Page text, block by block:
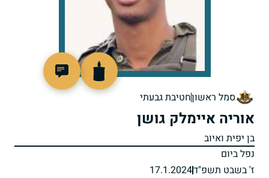
סמל ראשוןחטיבת גבעתי
אוריה איימלק גושן
בן יפית ואיוב
נפל ביום
ז' בשבט תשפ"ד17.1.2024